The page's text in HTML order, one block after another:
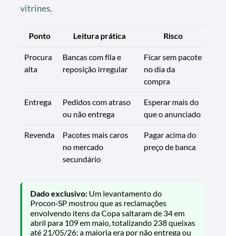
vitrines.
Ponto Leitura prática Risco
Procura
alta
Bancas com fila e
reposição irregular
Ficar sem pacote
no dia da
compra
Entrega
Pedidos com atraso
ou não entrega
Esperar mais do
que o anunciado
Revenda
Pacotes mais caros
no mercado
secundário
Pagar acima do
preço de banca
Dado exclusivo: Um levantamento do
Procon‑SP mostrou que as reclamações
envolvendo itens da Copa saltaram de 34 em
abril para 109 em maio, totalizando 238 queixas
até 21/05/26; a maioria era por não entrega ou